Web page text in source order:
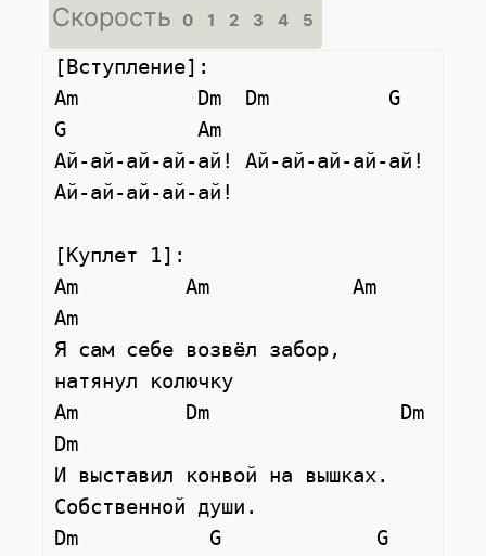
Скорость 0 1 2 3 4 5
[Вступление]:
Am          Dm  Dm          G
G           Am
Ай-ай-ай-ай-ай! Ай-ай-ай-ай-ай!
Ай-ай-ай-ай-ай!
[Куплет 1]:
Am         Am            Am
Am
Я сам себе возвёл забор,
натянул колючку
Am         Dm                Dm
Dm
И выставил конвой на вышках.
Собственной души.
Dm           G             G